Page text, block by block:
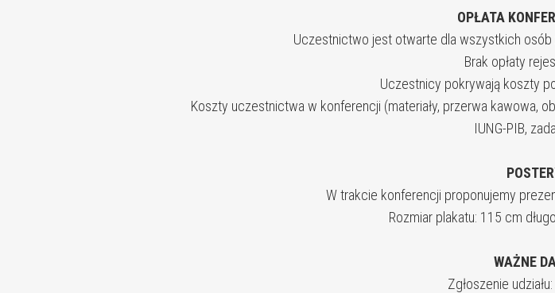
OPŁATA
Uczestnictwo jest otwarte dla wszystkich
Brak opłaty
Uczestnicy pokrywają koszty
Koszty uczestnictwa w konferencji (materiały, przerwa kawowa,
IUNG-PIB,
W trakcie konferencji proponujemy
Rozmiar plakatu: 115 cm
WAŻNE
Zgłoszenie udziału: